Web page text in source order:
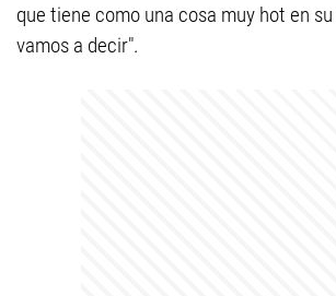
que tiene como una cosa muy hot en
vamos a decir".